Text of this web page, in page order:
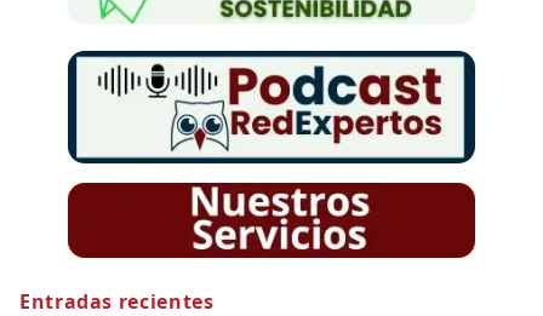
Entradas recientes